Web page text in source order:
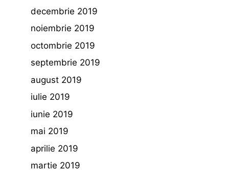
decembrie 2019
noiembrie 2019
octombrie 2019
septembrie 2019
august 2019
iulie 2019
iunie 2019
mai 2019
aprilie 2019
martie 2019